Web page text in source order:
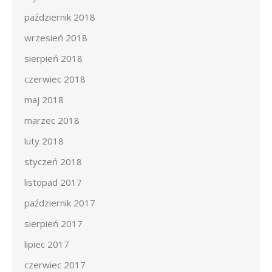
październik 2018
wrzesień 2018
sierpień 2018
czerwiec 2018
maj 2018
marzec 2018
luty 2018
styczeń 2018
listopad 2017
październik 2017
sierpień 2017
lipiec 2017
czerwiec 2017